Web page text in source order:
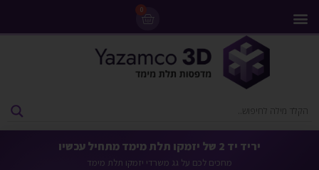
0
יריד יד 2 של יזמקו תלת מימד מתחיל עכשיו
מחכים לכם על גג משרדי יזמקו תלת מימד